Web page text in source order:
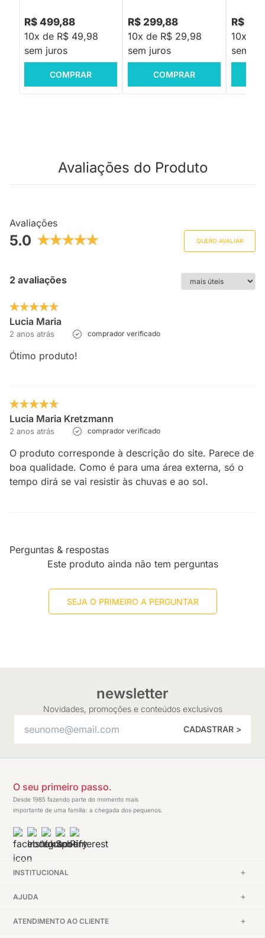
R$ 499,88
10x de R$ 49,98
sem juros
COMPRAR
R$ 299,88
10x de R$ 29,98
sem juros
COMPRAR
R$
10x de
sem
Avaliações do Produto
Avaliações
5.0 QUERO AVALIAR
2 avaliações
Lucia Maria
2 anos atrás comprador verificado
Ótimo produto!
Lucia Maria Kretzmann
2 anos atrás comprador verificado
O produto corresponde à descrição do site. Parece de
boa qualidade. Como é para uma área externa, só o
tempo dirá se vai resistir às chuvas e ao sol.
Perguntas & respostas
Este produto ainda não tem perguntas
SEJA O PRIMEIRO A PERGUNTAR
newsletter
Novidades, promoções e conteúdos exclusivos
CADASTRAR >
O seu primeiro passo.
Desde 1985 fazendo parte do momento mais
importante de uma família: a chegada dos pequenos.
INSTITUCIONAL
AJUDA
ATENDIMENTO AO CLIENTE